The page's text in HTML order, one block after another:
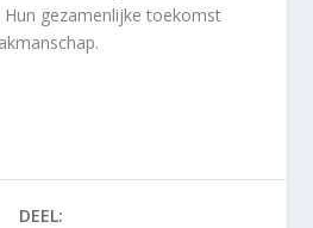
gezamenlijke toekomst
DEEL: